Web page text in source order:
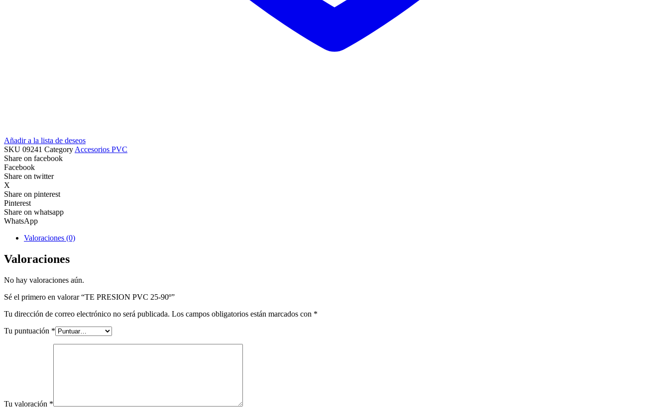
Añadir a la lista de deseos
SKU 09241 Category Accesorios PVC
Share on facebook
Facebook
Share on twitter
X
Share on pinterest
Pinterest
Share on whatsapp
WhatsApp
Valoraciones (0)
Valoraciones
No hay valoraciones aún.
Sé el primero en valorar “TE PRESION PVC 25-90º”
Tu dirección de correo electrónico no será publicada. Los campos obligatorios están marcados con *
Tu puntuación *
Tu valoración *